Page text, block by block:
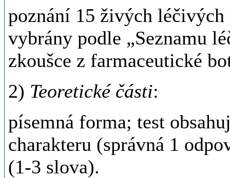
poznání 15 živých
vybrány podle „Seznamu
zkoušce z farmaceutické
2) Teoretické části:
písemná forma; test
charakteru (správná 1
(1-3 slova).